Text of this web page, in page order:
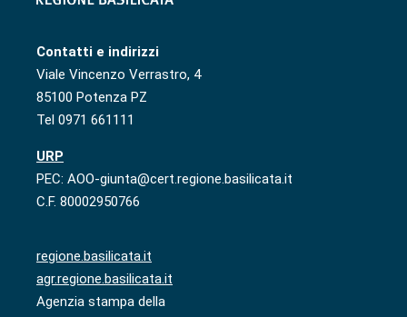
Contatti e indirizzi
Viale Vincenzo Verrastro, 4
85100 Potenza PZ
Tel 0971 661111
URP
PEC: AOO-giunta@cert.regione.basilicata.it
C.F. 80002950766
regione.basilicata.it
agr.regione.basilicata.it
Agenzia stampa della